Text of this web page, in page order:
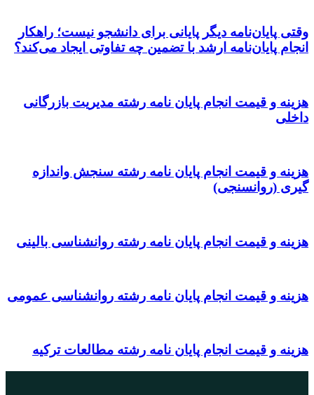
وقتی پایان‌نامه دیگر پایانی برای دانشجو نیست؛ راهکار
انجام پایان‌نامه ارشد با تضمین چه تفاوتی ایجاد می‌کند؟
هزینه و قیمت انجام پایان نامه رشته مدیریت بازرگانی
داخلی
هزینه و قیمت انجام پایان نامه رشته سنجش واندازه
گیری (روانسنجی)
هزینه و قیمت انجام پایان نامه رشته روانشناسی بالینی
هزینه و قیمت انجام پایان نامه رشته روانشناسی عمومی
هزینه و قیمت انجام پایان نامه رشته مطالعات ترکیه